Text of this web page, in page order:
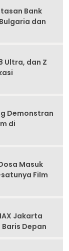
Bank
dan
Ultra, dan Z
Demonstran
di
Masuk
Film
Jakarta
Baris Depan